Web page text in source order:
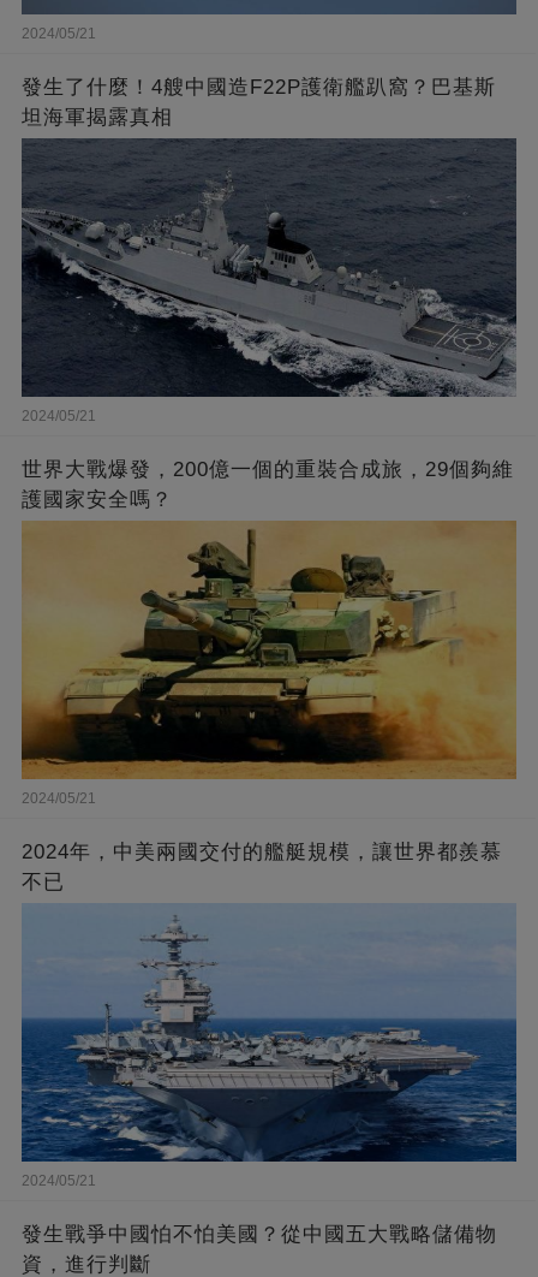
2024/05/21
發生了什麼！4艘中國造F22P護衛艦趴窩？巴基斯
坦海軍揭露真相
2024/05/21
世界大戰爆發，200億一個的重裝合成旅，29個夠維
護國家安全嗎？
2024/05/21
2024年，中美兩國交付的艦艇規模，讓世界都羨慕
不已
2024/05/21
發生戰爭中國怕不怕美國？從中國五大戰略儲備物
資，進行判斷